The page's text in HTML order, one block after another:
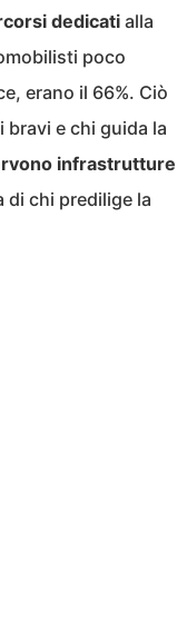
dedicatialla
poco
erano il 66%. Ciò
e chi guida la
infrastrutture
di chi predilige la